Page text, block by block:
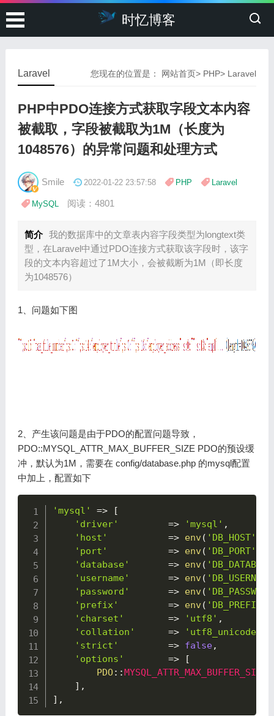
时忆博客
您现在的位置是： 网站首页> PHP> Laravel
Laravel
PHP中PDO连接方式获取字段文本内容
被截取，字段被截取为1M（长度为
1048576）的异常问题和处理方式
Smile 2022-01-22 23:57:58 PHP Laravel
MySQL 阅读：4801
简介 我的数据库中的文章表内容字段类型为longtext类
型，在Laravel中通过PDO连接方式获取该字段时，该字
段的文本内容超过了1M大小，会被截断为1M（即长度
为1048576）
1、问题如下图
2、产生该问题是由于PDO的配置问题导致，
PDO::MYSQL_ATTR_MAX_BUFFER_SIZE PDO的预设缓
冲，默认为1M，需要在 config/database.php 的mysql配置
中加上，配置如下
'mysql' =>
[
'driver'
=> 'mysql' ,
'host'
=> env( 'DB_HOST'
'port'
=> env( 'DB_PORT'
'database'
=> env(
'username'
=> env(
'password'
=> env(
'prefix'
=> env( 'DB_PREFIX'
'charset'
=> 'utf8' ,
'collation'
=>
'strict'
=> false,
'options'
=>
[
PDO::MYSQL_ATTR_MAX_BUFFER_SIZE
] ,
] ,